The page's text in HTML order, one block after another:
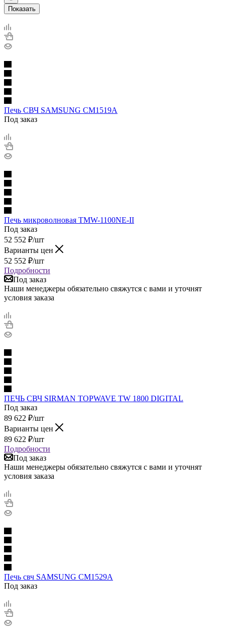
Показать
Печь СВЧ SAMSUNG CM1519A
Под заказ
Печь микроволновая TMW-1100NE-II
Под заказ
52 552 ₽/шт
Варианты цен
52 552 ₽/шт
Подробности
Под заказ
Наши менеджеры обязательно свяжутся с вами и уточнят
условия заказа
ПЕЧЬ СВЧ SIRMAN TOPWAVE TW 1800 DIGITAL
Под заказ
89 622 ₽/шт
Варианты цен
89 622 ₽/шт
Подробности
Под заказ
Наши менеджеры обязательно свяжутся с вами и уточнят
условия заказа
Печь свч SAMSUNG CM1529A
Под заказ